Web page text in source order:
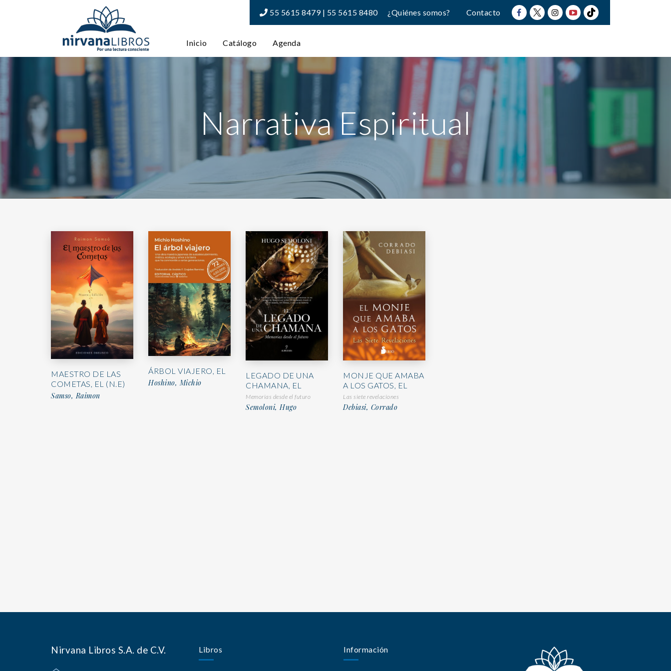
55 5615 8479 | 55 5615 8480 ¿Quiénes somos? Contacto
Inicio Catálogo Agenda
Narrativa Espiritual
MAESTRO DE LAS
COMETAS, EL (N.E)
Samso, Raimon
ÁRBOL VIAJERO, EL
Hoshino, Michio
LEGADO DE UNA
CHAMANA, EL
Memorias desde el futuro
Semoloni, Hugo
MONJE QUE AMABA
A LOS GATOS, EL
Las siete revelaciones
Debiasi, Corrado
Nirvana Libros S.A. de C.V. Libros Información